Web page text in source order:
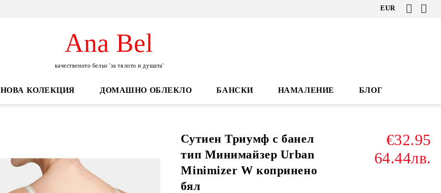
EUR
Ana Bel
качественото бельо 'за тялото и душата'
НОВА КОЛЕКЦИЯ ДОМАШНО ОБЛЕКЛО БАНСКИ НАМАЛЕНИЕ БЛОГ
Сутиен Триумф с банел
тип Минимайзер Urban
Minimizer W копринено
бял
€32.95
64.44лв.